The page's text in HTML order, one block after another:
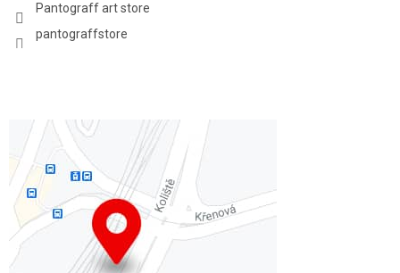
Pantograff art store
pantograffstore